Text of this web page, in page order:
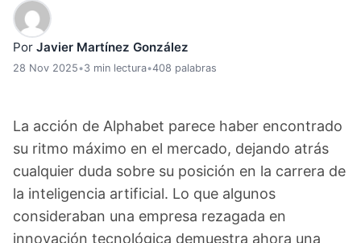
Por Javier Martínez González
28 Nov 2025•3 min lectura•408 palabras
La acción de Alphabet parece haber encontrado
su ritmo máximo en el mercado, dejando atrás
cualquier duda sobre su posición en la carrera de
la inteligencia artificial. Lo que algunos
consideraban una empresa rezagada en
innovación tecnológica demuestra ahora una